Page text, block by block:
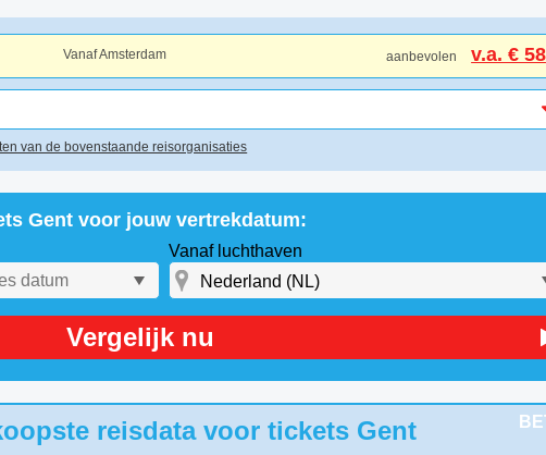
Vanaf Amsterdam aanbevolen v.a. €
van de bovenstaande reisorganisaties
Gent voor jouw vertrekdatum:
Vanaf luchthaven
Vergelijk nu
reisdata voor tickets Gent